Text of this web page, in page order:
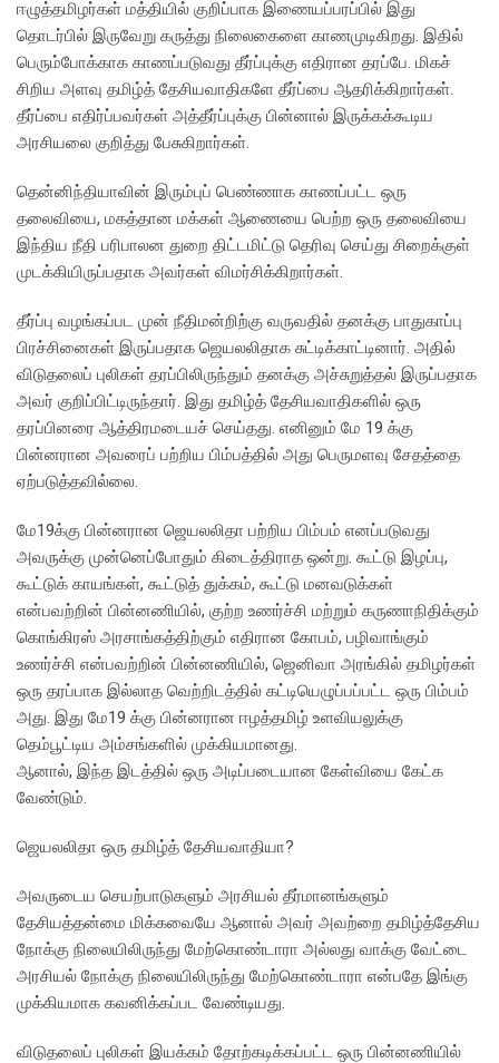
ஈழுத்தமிழர்கள் மத்தியில் குறிப்பாக இணையப்பரப்பில் இது
தொடர்பில் இருவேறு கருத்து நிலைகைளை காணமுடிகிறது. இதில்
பெரும்போக்காக காணப்படுவது தீர்ப்புக்கு எதிரான தரப்பே. மிகச்
சிறிய அளவு தமிழ்த் தேசியவாதிகளே தீர்ப்பை ஆதரிக்கிறார்கள்.
தீர்ப்பை எதிர்ப்பவர்கள் அத்தீர்ப்புக்கு பின்னால் இருக்கக்கூடிய
அரசியலை குறித்து பேசுகிறார்கள்.
தென்னிந்தியாவின் இரும்புப் பெண்ணாக காணப்பட்ட ஒரு
தலைவியை, மகத்தான மக்கள் ஆணையை பெற்ற ஒரு தலைவியை
இந்திய நீதி பரிபாலன துறை திட்டமிட்டு தெரிவு செய்து சிறைக்குள்
முடக்கியிருப்பதாக அவர்கள் விமர்சிக்கிறார்கள்.
தீர்ப்பு வழங்கப்பட முன் நீதிமன்றிற்கு வருவதில் தனக்கு பாதுகாப்பு
பிரச்சினைகள் இருப்பதாக ஜெயலலிதாக சுட்டிக்காட்டினார். அதில்
விடுதலைப் புலிகள் தரப்பிலிருந்தும் தனக்கு அச்சுறுத்தல் இருப்பதாக
அவர் குறிப்பிட்டிருந்தார். இது தமிழ்த் தேசியவாதிகளில் ஒரு
தரப்பினரை ஆத்திரமடையச் செய்தது. எனினும் மே 19 க்கு
பின்னரான அவரைப் பற்றிய பிம்பத்தில் அது பெருமளவு சேதத்தை
ஏற்படுத்தவில்லை.
மே19க்கு பின்னரான ஜெயலலிதா பற்றிய பிம்பம் எனப்படுவது
அவருக்கு முன்னெப்போதும் கிடைத்திராத ஒன்று. கூட்டு இழப்பு,
கூட்டுக் காயங்கள், கூட்டுத் துக்கம், கூட்டு மனவடுக்கள்
என்பவற்றின் பின்னணியில், குற்ற உணர்ச்சி மற்றும் கருணாநிதிக்கும்
கொங்கிரஸ் அரசாங்கத்திற்கும் எதிரான கோபம், பழிவாங்கும்
உணர்ச்சி என்பவற்றின் பின்னணியில், ஜெனிவா அரங்கில் தமிழர்கள்
ஒரு தரப்பாக இல்லாத வெற்றிடத்தில் கட்டியெழுப்பப்பட்ட ஒரு பிம்பம்
அது. இது மே19 க்கு பின்னரான ஈழத்தமிழ் உளவியலுக்கு
தெம்பூட்டிய அம்சங்களில் முக்கியமானது.
ஆனால், இந்த இடத்தில் ஒரு அடிப்படையான கேள்வியை கேட்க
வேண்டும்.
ஜெயலலிதா ஒரு தமிழ்த் தேசியவாதியா?
அவருடைய செயற்பாடுகளும் அரசியல் தீர்மானங்களும்
தேசியத்தன்மை மிக்கவையே ஆனால் அவர் அவற்றை தமிழ்த்தேசிய
நோக்கு நிலையிலிருந்து மேற்கொண்டாரா அல்லது வாக்கு வேட்டை
அரசியல் நோக்கு நிலையிலிருந்து மேற்கொண்டாரா என்பதே இங்கு
முக்கியமாக கவனிக்கப்பட வேண்டியது.
விடுதலைப் புலிகள் இயக்கம் தோற்கடிக்கப்பட்ட ஒரு பின்னணியில்